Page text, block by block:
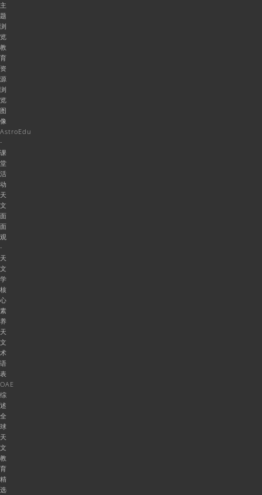
主
题
浏
览
教
育
资
源
浏
览
图
像
AstroEdu
-
课
堂
活
动
天
文
面
面
观
-
天
文
学
核
心
素
养
天
文
术
语
表
OAE
综
述
全
球
天
文
教
育
精
选